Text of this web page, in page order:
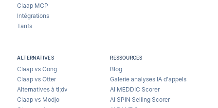
Claap MCP
Intégrations
Tarifs
ALTERNATIVES
Claap vs Gong
Claap vs Otter
Alternatives à tl;dv
Claap vs Modjo
RESSOURCES
Blog
Galerie analyses IA d’appels
AI MEDDIC Scorer
AI SPIN Selling Scorer